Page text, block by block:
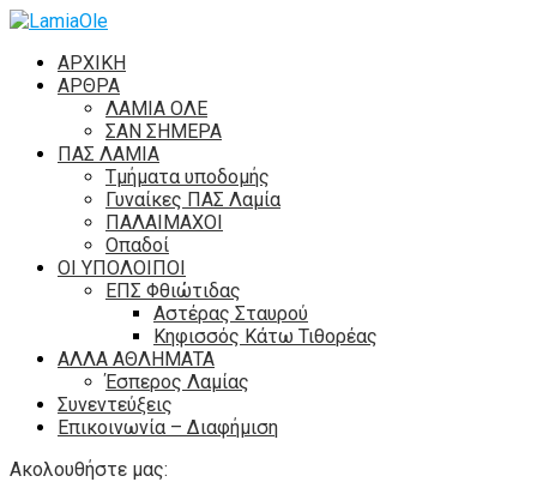
ΑΡΧΙΚΗ
ΑΡΘΡΑ
ΛΑΜΙΑ ΟΛΕ
ΣΑΝ ΣΗΜΕΡΑ
ΠΑΣ ΛΑΜΙΑ
Τμήματα υποδομής
Γυναίκες ΠΑΣ Λαμία
ΠΑΛΑΙΜΑΧΟΙ
Οπαδοί
ΟΙ ΥΠΟΛΟΙΠΟΙ
ΕΠΣ Φθιώτιδας
Αστέρας Σταυρού
Κηφισσός Κάτω Τιθορέας
ΑΛΛΑ ΑΘΛΗΜΑΤΑ
Έσπερος Λαμίας
Συνεντεύξεις
Επικοινωνία – Διαφήμιση
Ακολουθήστε μας: